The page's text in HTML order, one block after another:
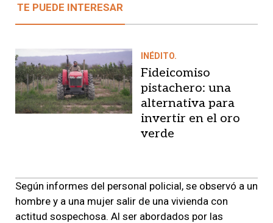
TE PUEDE INTERESAR
INÉDITO.
Fideicomiso
pistachero: una
alternativa para
invertir en el oro
verde
Según informes del personal policial, se observó a un
hombre y a una mujer salir de una vivienda con
actitud sospechosa. Al ser abordados por las